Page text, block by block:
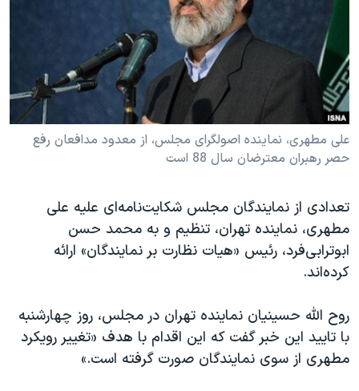
حقوق شهروندی
اقتصادی
علم و فناوری
گالری عکس
انتخابات ریاست جمهوری آمریکا ۲۰۲۴
حمله جمهوری اسلامی به اسرائیل
رمز مهسا
اعتراضات زن، زندگی، آزادی
تریبونال مردمی آبان ۹۸
دادگاه حمید نوری
چهل سال گروگان‌گیری
قانون شفافیت دارائی کادر رهبری ایران
اعتراضات مردمی آبان ۹۸
اسرائیل در جنگ
زبانهای مختلف
علی مطهری، نماینده اصولگرای مجلس، از معدود مدافعان رفع
حصر رهبران معترضان سال 88 است
تعدادی از نمایندگان مجلس شکایت‌نامه‌ای علیه علی
مطهری، نماینده تهران، تنظیم و به محمد حسن
ابوترابی‌فرد، رئیس «هیات نظارت بر نمایندگان» ارائه
کرده‌اند.
روح الله حسینیان نماینده تهران در مجلس، روز چهارشنبه
با تایید این خبر گفت که این اقدام با هدف «تغییر رویکرد
مطهری از سوی نمایندگان صورت گرفته است.»